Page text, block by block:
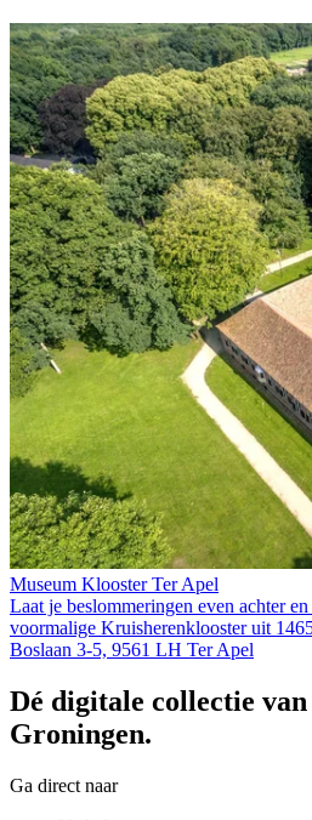
Museum Klooster Ter Apel
Laat je beslommeringen even achter
voormalige Kruis­heren­klooster uit
Boslaan 3-5, 9561 LH Ter Apel
Dé digitale collectie van
Groningen.
Ga direct naar